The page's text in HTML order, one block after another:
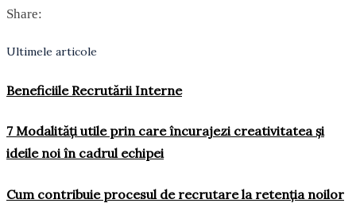
Share:
Ultimele articole
Beneficiile Recrutării Interne
7 Modalități utile prin care încurajezi creativitatea și
ideile noi în cadrul echipei
Cum contribuie procesul de recrutare la retenția noilor